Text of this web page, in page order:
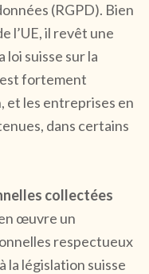
(RGPD). Bien
l’UE, il revêt une
suisse sur la
fortement
et les entreprises en
dans certains
collectées
œuvre un
respectueux
la législation suisse